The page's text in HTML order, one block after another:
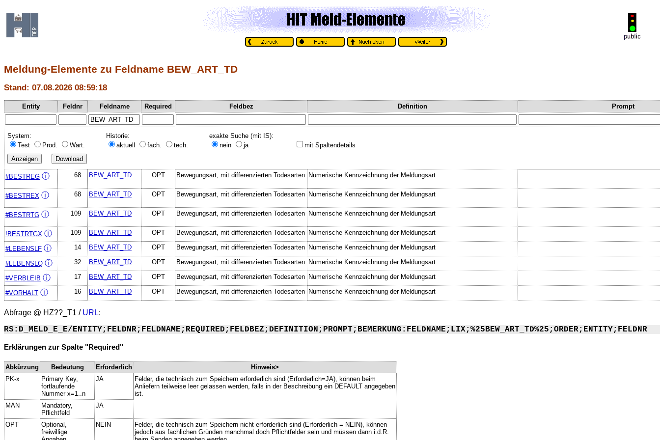
Meldung-Elemente zu Feldname BEW_ART_TD
Stand: 07.08.2026 08:59:18
Entity Feldnr Feldname Required Feldbez Definition Prompt
System:
Test
Prod. Wart.
Historie:
aktuell
fach. tech.
exakte Suche (mit IS):
nein
ja mit Spaltendetails
#BESTREG ⓘ 68 BEW_ART_TD OPT Bewegungsart, mit differenzierten Todesarten Numerische Kennzeichnung der Meldungsart
#BESTREX ⓘ 68 BEW_ART_TD OPT Bewegungsart, mit differenzierten Todesarten Numerische Kennzeichnung der Meldungsart
#BESTRTG ⓘ 109 BEW_ART_TD OPT Bewegungsart, mit differenzierten Todesarten Numerische Kennzeichnung der Meldungsart
!BESTRTGX ⓘ 109 BEW_ART_TD OPT Bewegungsart, mit differenzierten Todesarten Numerische Kennzeichnung der Meldungsart
#LEBENSLF ⓘ 14 BEW_ART_TD OPT Bewegungsart, mit differenzierten Todesarten Numerische Kennzeichnung der Meldungsart
#LEBENSLQ ⓘ 32 BEW_ART_TD OPT Bewegungsart, mit differenzierten Todesarten Numerische Kennzeichnung der Meldungsart
#VERBLEIB ⓘ 17 BEW_ART_TD OPT Bewegungsart, mit differenzierten Todesarten Numerische Kennzeichnung der Meldungsart
#VORHALT ⓘ 16 BEW_ART_TD OPT Bewegungsart, mit differenzierten Todesarten Numerische Kennzeichnung der Meldungsart
Abfrage @ HZ??_T1 / URL:
RS:D_MELD_E_E/ENTITY;FELDNR;FELDNAME;REQUIRED;FELDBEZ;DEFINITION;PROMPT;BEMERKUNG:FELDNAME;LIX;%25BEW_ART_TD%25;ORDER;ENTITY;FELDNR
Erklärungen zur Spalte "Required"
Abkürzung Bedeutung Erforderlich
Hinweis>
PK-x
Primary Key,
fortlaufende
Nummer x=1..n
JA
Felder, die technisch zum Speichern erforderlich sind (Erforderlich=JA), können beim
Anliefern teilweise leer gelassen werden, falls in der Beschreibung ein DEFAULT angegeben
ist.
MAN
Mandatory,
Pflichtfeld
JA
OPT
Optional,
freiwillige
NEIN
Felder, die technisch zum Speichern nicht erforderlich sind (Erforderlich = NEIN), können
jedoch aus fachlichen Gründen manchmal doch Pflichtfelder sein und müssen dann i.d.R.